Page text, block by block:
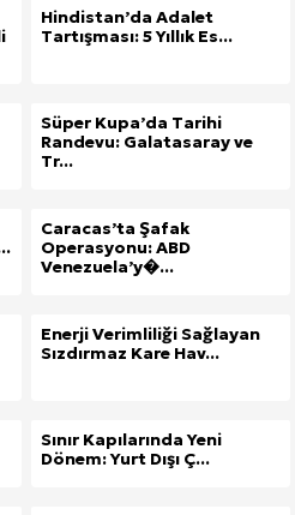
Hindistan’da Adalet
Tartışması: 5 Yıllık Es...
Süper Kupa’da Tarihi
Randevu: Galatasaray ve
Tr...
Caracas’ta Şafak
Operasyonu: ABD
Venezuela’y�...
Enerji Verimliliği Sağlayan
Sızdırmaz Kare Hav...
Sınır Kapılarında Yeni
Dönem: Yurt Dışı Ç...